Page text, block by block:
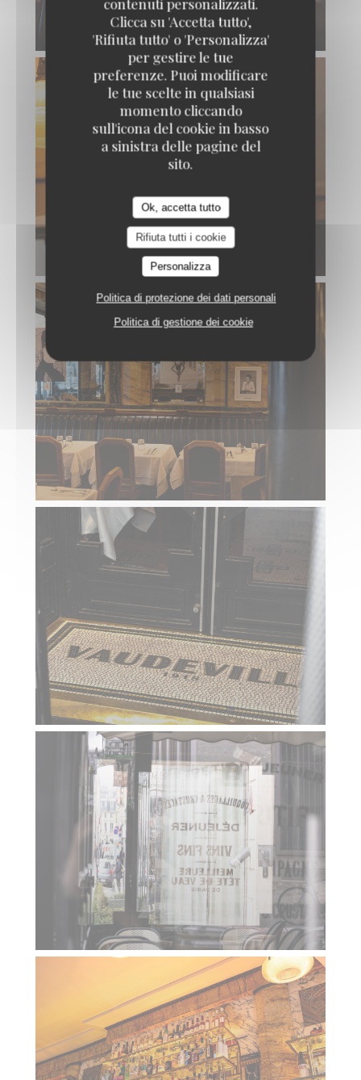
contenuti personalizzati.
Clicca su 'Accetta tutto',
'Rifiuta tutto' o 'Personalizza'
per gestire le tue
preferenze. Puoi modificare
le tue scelte in qualsiasi
momento cliccando
sull'icona del cookie in basso
a sinistra delle pagine del
sito.
Ok, accetta tutto
Rifiuta tutti i cookie
Personalizza
Politica di protezione dei dati personali
Politica di gestione dei cookie